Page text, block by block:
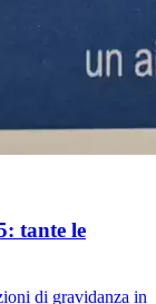
tante le
di gravidanza in